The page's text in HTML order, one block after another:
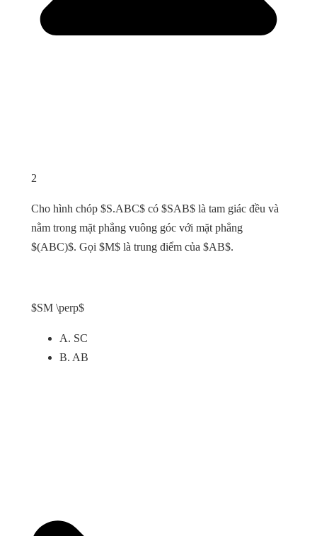
2
Cho hình chóp $S.ABC$ có $SAB$ là tam giác đều và
nằm trong mặt phẳng vuông góc với mặt phẳng
$(ABC)$. Gọi $M$ là trung điểm của $AB$.
$SM \perp$
A. SC
B. AB